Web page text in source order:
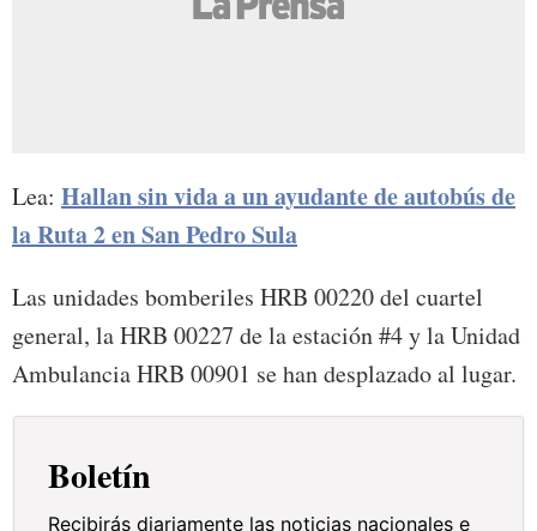
Lea: Hallan sin vida a un ayudante de autobús de
la Ruta 2 en San Pedro Sula
Las unidades bomberiles HRB 00220 del cuartel
general, la HRB 00227 de la estación #4 y la Unidad
Ambulancia HRB 00901 se han desplazado al lugar.
Boletín
Recibirás diariamente las noticias nacionales e